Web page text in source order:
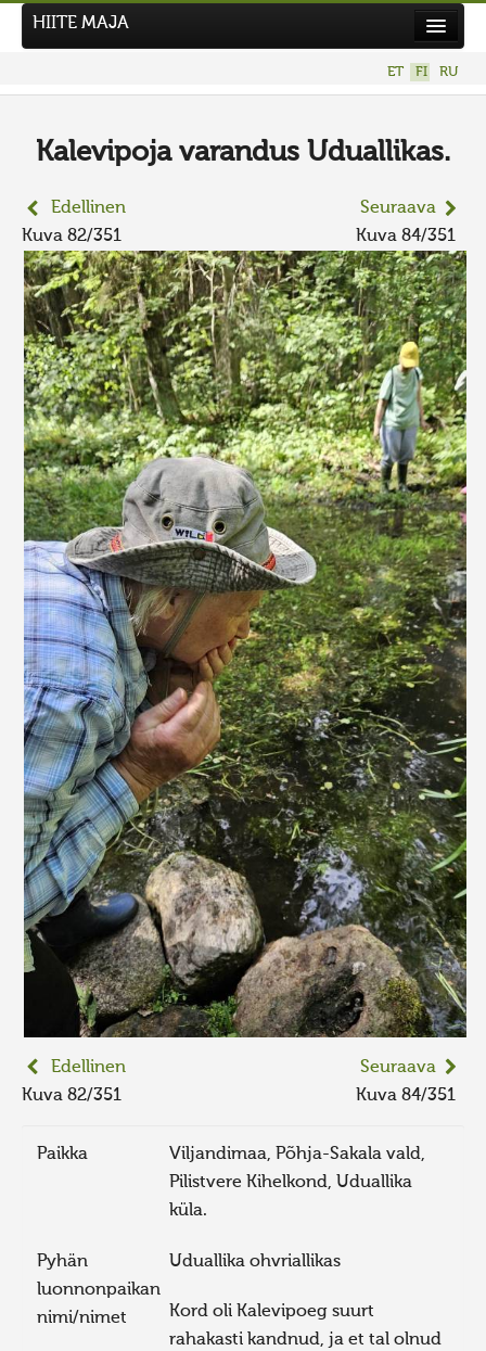
UUSI KUVAKILPAILU
AIEMMAT KILPAILUT
HIITE MAJA
ET FI RU
Kalevipoja varandus Uduallikas.
Edellinen
Kuva 82/351
Seuraava
Kuva 84/351
Edellinen
Kuva 82/351
Seuraava
Kuva 84/351
Paikka
Viljandimaa, Põhja-Sakala vald,
Pilistvere Kihelkond, Uduallika
küla.
Pyhän
luonnonpaikan
nimi/nimet
Uduallika ohvriallikas
Kord oli Kalevipoeg suurt
rahakasti kandnud, ja et tal olnud